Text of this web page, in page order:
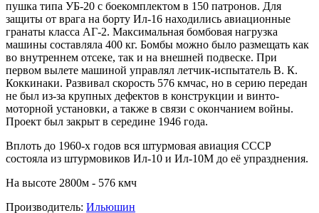
пушка типа УБ-20 с боекомплектом в 150 патронов. Для
защиты от врага на борту Ил-16 находились авиационные
гранаты класса АГ-2. Максимальная бомбовая нагрузка
машины составляла 400 кг. Бомбы можно было размещать как
во внутреннем отсеке, так и на внешней подвеске. При
первом вылете машиной управлял летчик-испытатель В. К.
Коккинаки. Развивал скорость 576 кмчас, но в серию передан
не был из-за крупных дефектов в конструкции и винто-
моторной установки, а также в связи с окончанием войны.
Проект был закрыт в середине 1946 года.
Вплоть до 1960-х годов вся штурмовая авиация СССР
состояла из штурмовиков Ил-10 и Ил-10М до её упразднения.
На высоте 2800м - 576 кмч
Производитель: Ильюшин